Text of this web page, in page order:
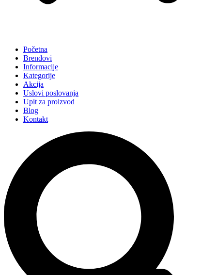
Početna
Brendovi
Informacije
Kategorije
Akcija
Uslovi poslovanja
Upit za proizvod
Blog
Kontakt